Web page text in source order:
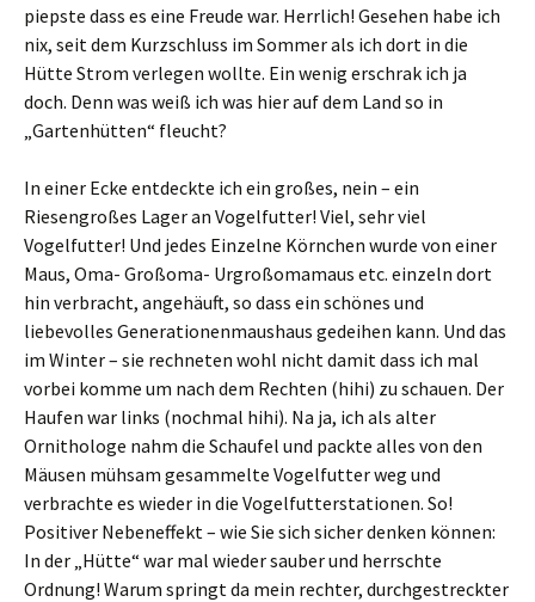
piepste dass es eine Freude war. Herrlich! Gesehen habe ich
nix, seit dem Kurzschluss im Sommer als ich dort in die
Hütte Strom verlegen wollte. Ein wenig erschrak ich ja
doch. Denn was weiß ich was hier auf dem Land so in
„Gartenhütten“ fleucht?
In einer Ecke entdeckte ich ein großes, nein – ein
Riesengroßes Lager an Vogelfutter! Viel, sehr viel
Vogelfutter! Und jedes Einzelne Körnchen wurde von einer
Maus, Oma- Großoma- Urgroßomamaus etc. einzeln dort
hin verbracht, angehäuft, so dass ein schönes und
liebevolles Generationenmaushaus gedeihen kann. Und das
im Winter – sie rechneten wohl nicht damit dass ich mal
vorbei komme um nach dem Rechten (hihi) zu schauen. Der
Haufen war links (nochmal hihi). Na ja, ich als alter
Ornithologe nahm die Schaufel und packte alles von den
Mäusen mühsam gesammelte Vogelfutter weg und
verbrachte es wieder in die Vogelfutterstationen. So!
Positiver Nebeneffekt – wie Sie sich sicher denken können:
In der „Hütte“ war mal wieder sauber und herrschte
Ordnung! Warum springt da mein rechter, durchgestreckter